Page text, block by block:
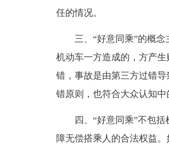
任的情况。
三、“好意同乘”的概念
机动车一方造成的，方产
错，事故是由第三方过错
错原则，也符合大众认知中
四、“好意同乘”不包括
障无偿搭乘人的合法权益